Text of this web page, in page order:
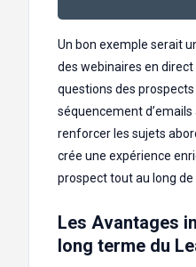
Un bon exemple serait
des webinaires en
questions des prospects
séquencement
renforcer les sujets
crée une expérience
prospect tout au long de
Les Avantages
long terme du